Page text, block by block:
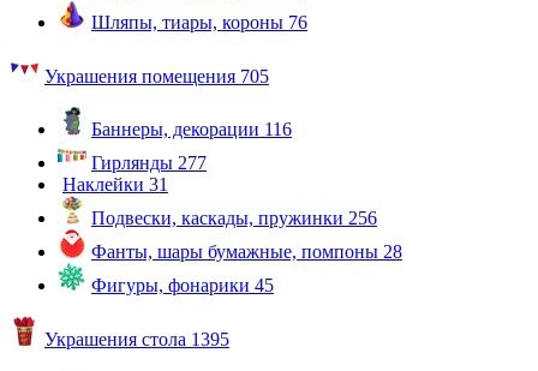
Шляпы, тиары, короны 76
Украшения помещения 705
Баннеры, декорации 116
Гирлянды 277
Наклейки 31
Подвески, каскады, пружинки 256
Фанты, шары бумажные, помпоны 28
Фигуры, фонарики 45
Украшения стола 1395